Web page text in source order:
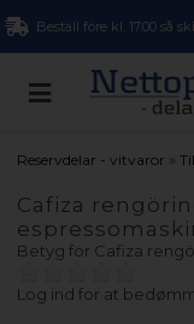
Beställ före kl. 17.00 så
Reservdelar - vitvaror »
Cafiza
Betyg för Cafiza
Log ind for at